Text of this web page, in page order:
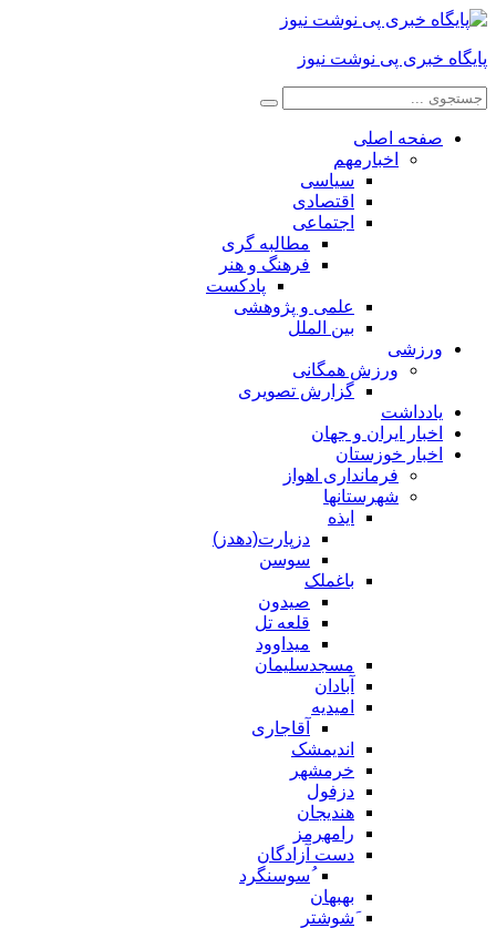
پایگاه خبری پی نوشت نیوز
صفحه اصلی
اخبارمهم
سیاسی
اقتصادی
اجتماعی
مطالبه گری
فرهنگ و هنر
پادکست
علمی و پژوهشی
بین الملل
ورزشی
ورزش همگانی
گزارش تصویری
یادداشت
اخبار ایران و جهان
اخبار خوزستان
فرمانداری اهواز
شهرستانها
ایذه
دزپارت(دهدز)
سوسن
باغملک
صیدون
قلعه تل
میداوود
مسجدسلیمان
آبادان
امیدیه
آقاجاری
اندیمشک
خرمشهر
دزفول
هندیجان
رامهرمز
دست آزادگان
ُسوسنگرد
بهبهان
َشوشتر